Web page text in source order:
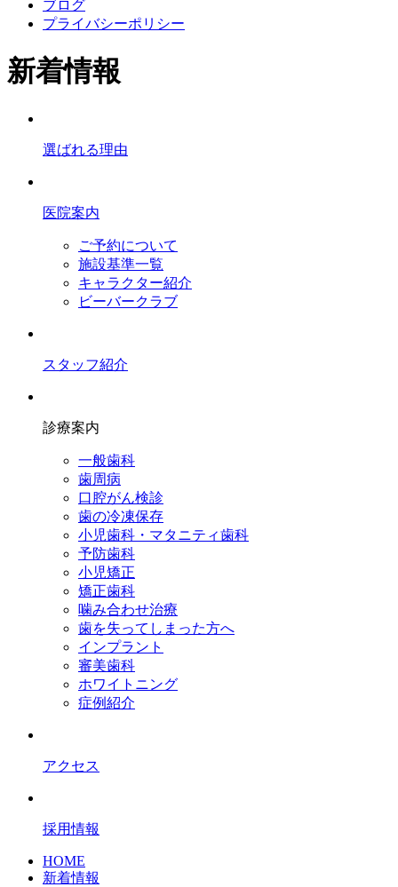
ブログ
プライバシーポリシー
新着情報
選ばれる理由
医院案内
ご予約について
施設基準一覧
キャラクター紹介
ビーバークラブ
スタッフ紹介
診療案内
一般歯科
歯周病
口腔がん検診
歯の冷凍保存
小児歯科・マタニティ歯科
予防歯科
小児矯正
矯正歯科
噛み合わせ治療
歯を失ってしまった方へ
インプラント
審美歯科
ホワイトニング
症例紹介
アクセス
採用情報
HOME
新着情報